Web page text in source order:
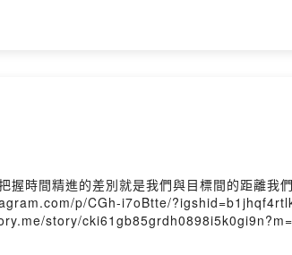
時間精進的差別就是我們與目標間的距離我
p/CGh-i7oBtte/
story/